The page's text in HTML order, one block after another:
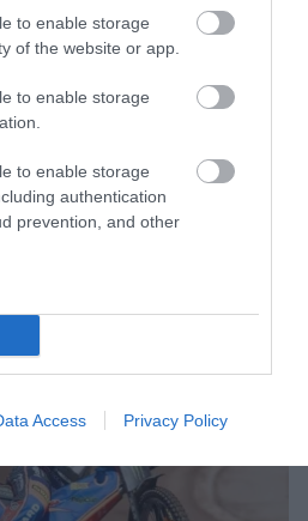
to enable storage
of the website or app.
to enable storage
to enable storage
authentication
prevention, and other
Access Privacy Policy